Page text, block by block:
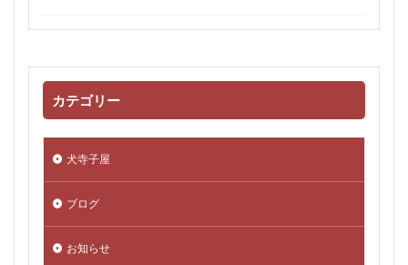
カテゴリー
犬寺子屋
ブログ
お知らせ